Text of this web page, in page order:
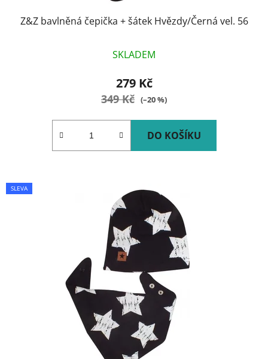
Z&Z bavlněná čepička + šátek Hvězdy/Černá vel. 56
SKLADEM
279 Kč
349 Kč (–20 %)
DO KOŠÍKU
SLEVA